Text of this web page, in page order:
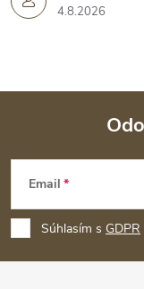
4.8.2026
Z
p
ä
Email
Súhlasím s GDPR